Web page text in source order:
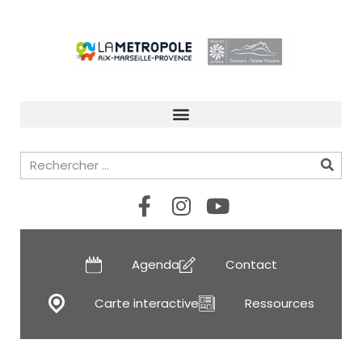
Agenda Contact
Carte interactive Ressources